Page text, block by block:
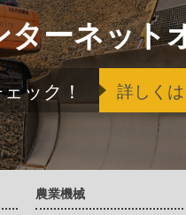
ターネット
ック！ 詳しく
農業機械